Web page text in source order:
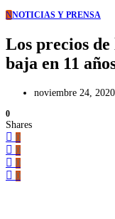
NNOTICIAS Y PRENSA
Los precios
baja en 11
noviembre 24, 2020
0
Shares
0
0
0
0